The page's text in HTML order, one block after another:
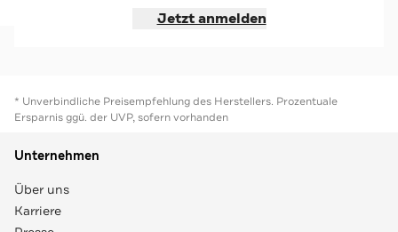
Jetzt anmelden
* Unverbindliche Preisempfehlung des Herstellers. Prozentuale
Ersparnis ggü. der UVP, sofern vorhanden
Unternehmen
Über uns
Karriere